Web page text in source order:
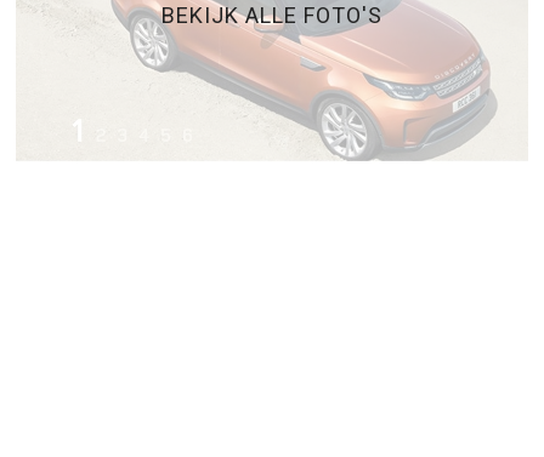
BEKIJK ALLE FOTO'S